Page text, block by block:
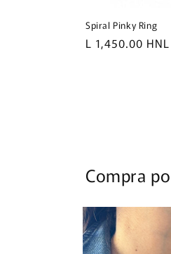
Spiral Pinky Ring
Precio
L 1,450.00 HNL
Compra